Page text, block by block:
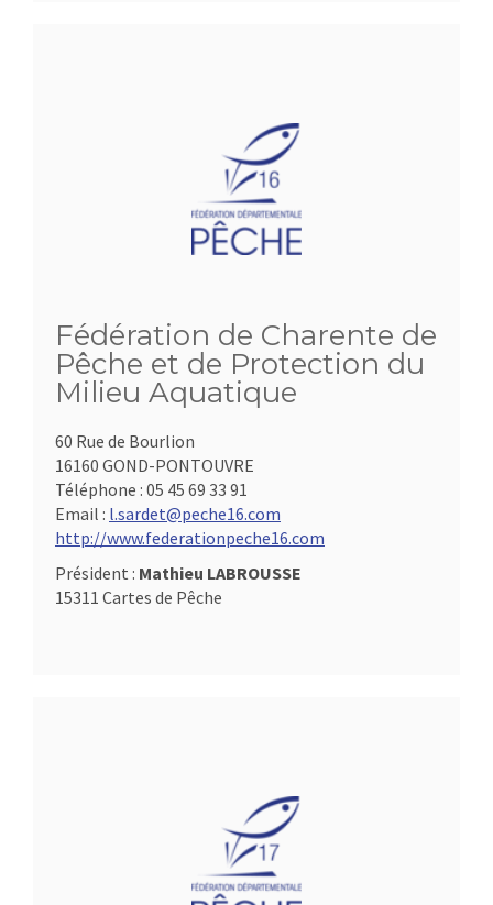
Fédération de Charente de
Pêche et de Protection du
Milieu Aquatique
60 Rue de Bourlion
16160 GOND-PONTOUVRE
Téléphone : 05 45 69 33 91
Email : l.sardet@peche16.com
http://www.federationpeche16.com
Président : Mathieu LABROUSSE
15311 Cartes de Pêche